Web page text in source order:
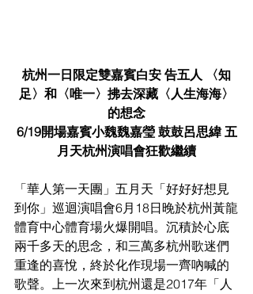
杭州一日限定雙嘉賓白安 告五人 〈知
足〉和〈唯一〉拂去深藏〈人生海海〉
的想念
6/19開場嘉賓小魏魏嘉瑩 鼓鼓呂思緯 五
月天杭州演唱會狂歡繼續
「華人第一天團」五月天「好好好想見
到你」巡迴演唱會6月18日晚於杭州黃龍
體育中心體育場火爆開唱。沉積於心底
兩千多天的思念，和三萬多杭州歌迷們
重逢的喜悅，終於化作現場一齊吶喊的
歌聲。上一次來到杭州還是2017年「人